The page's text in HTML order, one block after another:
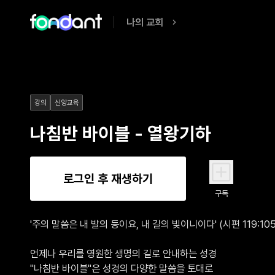
나의 교회
강의 신앙교육
나침반 바이블 - 열왕기하
로그인 후 재생하기
구독
'주의 말씀은 내 발의 등이요, 내 길의 빛이니이다' (시편
언제나 우리를 영원한 생명의 길로 안내하는 성경
"나침반 바이블"은 성경의 다양한 말씀을 토대로